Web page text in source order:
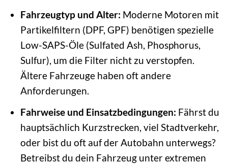
Fahrzeugtyp und Alter: Moderne Motoren mit
Partikelfiltern (DPF, GPF) benötigen spezielle
Low-SAPS-Öle (Sulfated Ash, Phosphorus,
Sulfur), um die Filter nicht zu verstopfen.
Ältere Fahrzeuge haben oft andere
Anforderungen.
Fahrweise und Einsatzbedingungen: Fährst du
hauptsächlich Kurzstrecken, viel Stadtverkehr,
oder bist du oft auf der Autobahn unterwegs?
Betreibst du dein Fahrzeug unter extremen